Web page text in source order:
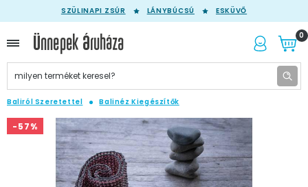
SZÜLINAPI ZSÚR LÁNYBÚCSÚ ESKÜVŐ
0
Baliról Szeretettel Balinéz Kiegészítők
-57%